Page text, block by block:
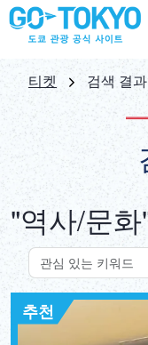
日本語
ENGLISH
中文(简体)
中文(繁體/正體)
한글
티켓 검색 결과
"역사/문
Search
키워드로 명소 검색
추천